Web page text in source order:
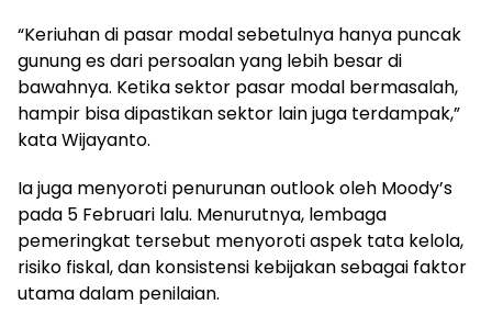
“Keriuhan di pasar modal sebetulnya hanya puncak
gunung es dari persoalan yang lebih besar di
bawahnya. Ketika sektor pasar modal bermasalah,
hampir bisa dipastikan sektor lain juga terdampak,”
kata Wijayanto.
Ia juga menyoroti penurunan outlook oleh Moody’s
pada 5 Februari lalu. Menurutnya, lembaga
pemeringkat tersebut menyoroti aspek tata kelola,
risiko fiskal, dan konsistensi kebijakan sebagai faktor
utama dalam penilaian.